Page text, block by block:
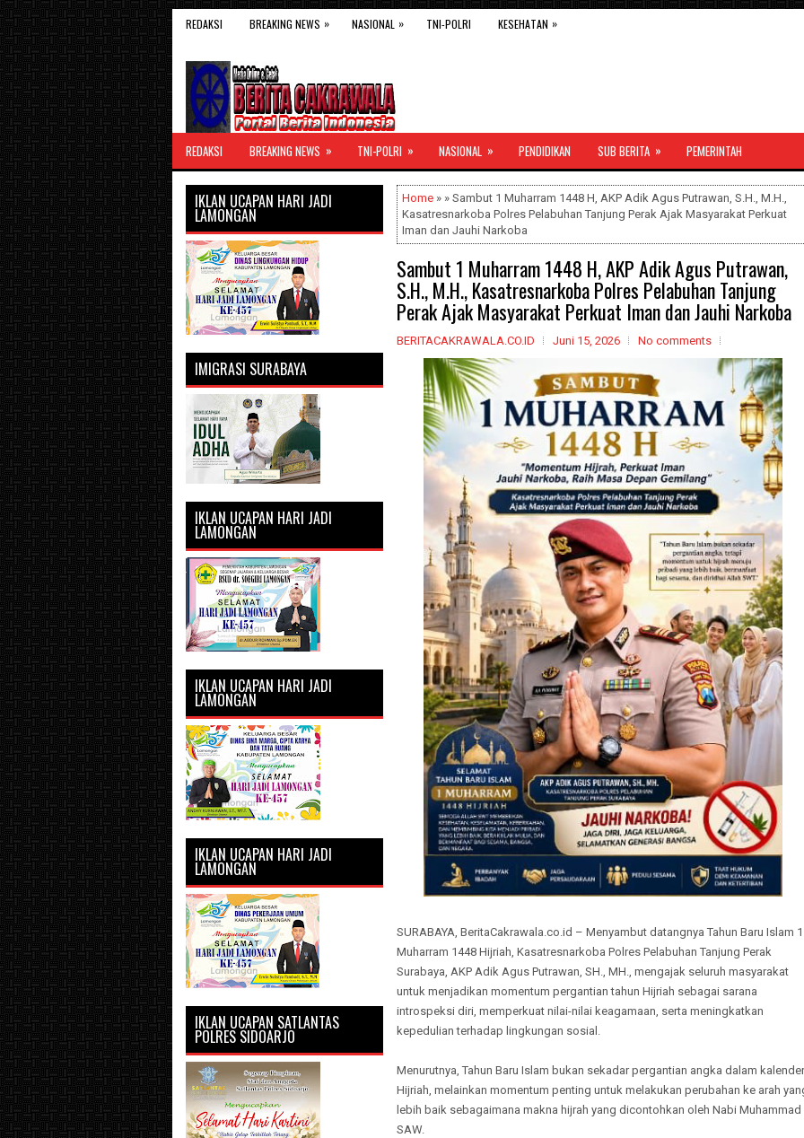
REDAKSI BREAKING NEWS » NASIONAL » TNI-POLRI KESEHATAN »
REDAKSI BREAKING NEWS » TNI-POLRI » NASIONAL » PENDIDIKAN SUB BERITA » PEMERINTAH
Home » » Sambut 1 Muharram 1448 H, AKP Adik Agus Putrawan, S.H., M.H.,
Kasatresnarkoba Polres Pelabuhan Tanjung Perak Ajak Masyarakat Perkuat
Iman dan Jauhi Narkoba
Sambut 1 Muharram 1448 H, AKP Adik Agus Putrawan,
S.H., M.H., Kasatresnarkoba Polres Pelabuhan Tanjung
Perak Ajak Masyarakat Perkuat Iman dan Jauhi Narkoba
BERITACAKRAWALA.CO.ID Juni 15, 2026 No comments
SURABAYA, BeritaCakrawala.co.id – Menyambut datangnya Tahun Baru Islam 1
Muharram 1448 Hijriah, Kasatresnarkoba Polres Pelabuhan Tanjung Perak
Surabaya, AKP Adik Agus Putrawan, SH., MH., mengajak seluruh masyarakat
untuk menjadikan momentum pergantian tahun Hijriah sebagai sarana
introspeksi diri, memperkuat nilai-nilai keagamaan, serta meningkatkan
kepedulian terhadap lingkungan sosial.
Menurutnya, Tahun Baru Islam bukan sekadar pergantian angka dalam kalender
Hijriah, melainkan momentum penting untuk melakukan perubahan ke arah
lebih baik sebagaimana makna hijrah yang dicontohkan oleh Nabi Muhammad
SAW.
IKLAN UCAPAN HARI JADI
LAMONGAN
IMIGRASI SURABAYA
IKLAN UCAPAN HARI JADI
LAMONGAN
IKLAN UCAPAN HARI JADI
LAMONGAN
IKLAN UCAPAN HARI JADI
LAMONGAN
IKLAN UCAPAN SATLANTAS
POLRES SIDOARJO